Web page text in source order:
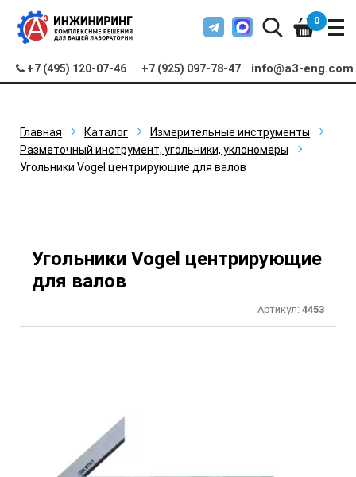
+7 (495) 120-07-46 +7 (925) 097-78-47 info@a3-eng.com
0
Главная Каталог
Измерительные инструменты
Разметочный инструмент, угольники, уклономеры
Угольники Vogel центрирующие для валов
Угольники Vogel центрирующие
для валов
Артикул: 4453